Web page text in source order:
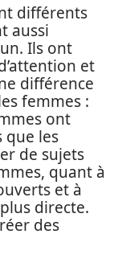
différents
aussi
Ils ont
et
différence
femmes :
ont
que les
de sujets
quant à
et à
directe.
des